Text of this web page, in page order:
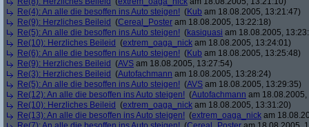
Re(4): An alle die besoffen ins Auto steigen! (Kub am 18.08.2005, 13:21:47)
Re(9): Herzliches Beileid (Cereal_Poster am 18.08.2005, 13:22:18)
Re(5): An alle die besoffen ins Auto steigen! (kasiquasi am 18.08.2005,
Re(10): Herzliches Beileid (extrem_oaga_nick am 18.08.2005, 13:24:01)
Re(6): An alle die besoffen ins Auto steigen! (Kub am 18.08.2005, 13:25:48)
Re(9): Herzliches Beileid (AVS am 18.08.2005, 13:27:54)
Re(3): Herzliches Beileid (Autofachmann am 18.08.2005, 13:28:24)
Re(5): An alle die besoffen ins Auto steigen! (AVS am 18.08.2005, 13:29:35)
Re(12): An alle die besoffen ins Auto steigen! (Autofachmann am
Re(10): Herzliches Beileid (extrem_oaga_nick am 18.08.2005, 13:31:20)
Re(13): An alle die besoffen ins Auto steigen! (extrem_oaga_nick am